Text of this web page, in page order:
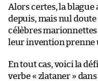
Alors certes, la blague
depuis, mais nul
célèbres
leur invention prenne
En tout cas, voici la
verbe « zlataner »